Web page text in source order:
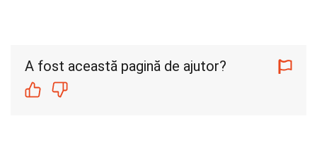
A fost această pagină de ajutor?